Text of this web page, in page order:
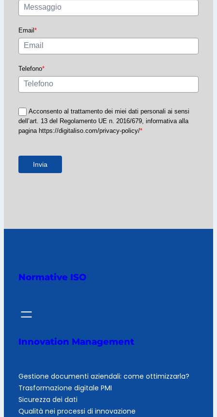
Email*
Telefono*
Acconsento al trattamento dei miei dati personali ai sensi
dell’art. 13 del Regolamento UE n. 2016/679, informativa alla
pagina https://digitaliso.com/privacy-policy/*
Invia
Normative ISO
Innovation Management
Gestione documenti aziendali: come ottimizzarla?
Trasformazione digitale PMI
Sicurezza dei dati
Qualità nei processi di innovazione